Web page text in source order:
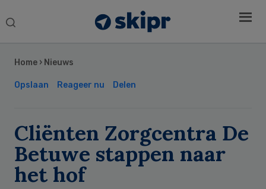
Search
Home › Nieuws
Opslaan Reageer nu Delen
Cliënten Zorgcentra De
Betuwe stappen naar
het hof
Sidebar